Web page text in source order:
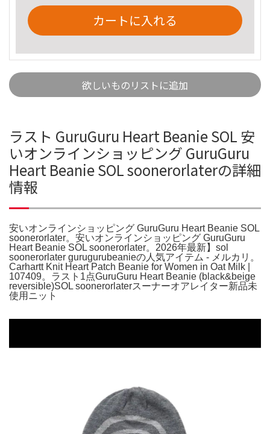
カートに入れる
欲しいものリストに追加
ラスト GuruGuru Heart Beanie SOL 安
いオンラインショッピング GuruGuru
Heart Beanie SOL soonerorlaterの詳細
情報
安いオンラインショッピング GuruGuru Heart Beanie SOL
soonerorlater。安いオンラインショッピング GuruGuru
Heart Beanie SOL soonerorlater。2026年最新】sol
soonerorlater gurugurubeanieの人気アイテム - メルカリ。
Carhartt Knit Heart Patch Beanie for Women in Oat Milk |
107409。ラスト1点GuruGuru Heart Beanie (black&beige
reversible)SOL soonerorlaterスーナーオアレイター新品未
使用ニット